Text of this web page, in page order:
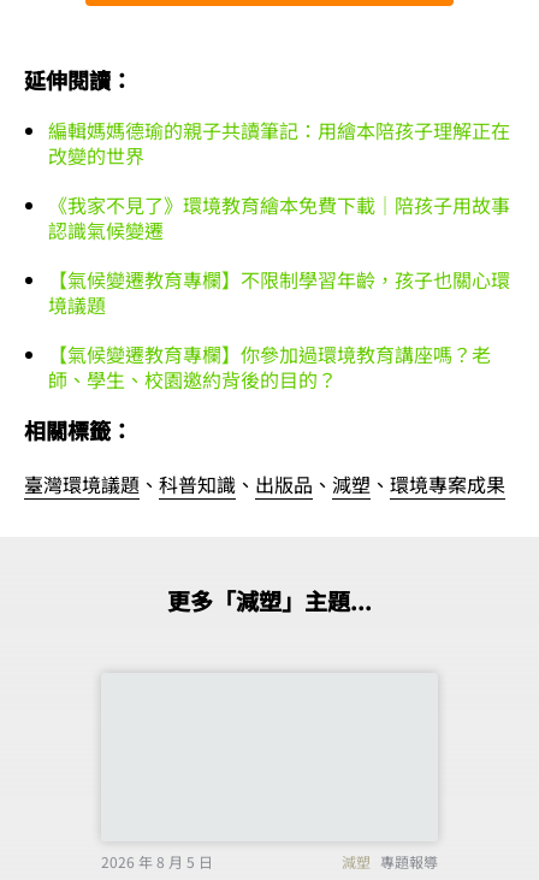
延伸閱讀：
編輯媽媽德瑜的親子共讀筆記：用繪本陪孩子理解正在
改變的世界
《我家不見了》環境教育繪本免費下載｜陪孩子用故事
認識氣候變遷
【氣候變遷教育專欄】不限制學習年齡，孩子也關心環
境議題
【氣候變遷教育專欄】你參加過環境教育講座嗎？老
師、學生、校園邀約背後的目的？
相關標籤：
臺灣環境議題 、 科普知識 、 出版品 、 減塑 、 環境專案成果
更多「減塑」主題...
2026 年 8 月 5 日 減塑 專題報導